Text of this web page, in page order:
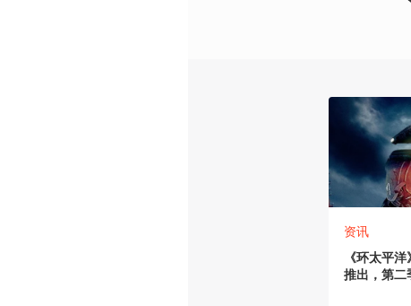
资讯
《环太平
推出，第二